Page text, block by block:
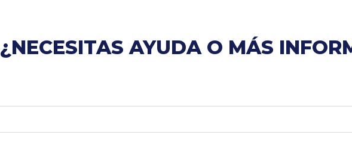
¿NECESITAS AYUDA O MÁS